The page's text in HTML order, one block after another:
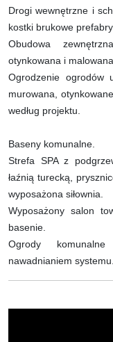
Drogi wewnętrzne i
kostki brukowe
Obudowa
otynkowana i
Ogrodzenie ogrodów
murowana,
według projektu.
Baseny komunalne.
Strefa SPA z
łaźnią turecką,
wyposażona siłownia.
Wyposażony salon
basenie.
Ogrody
nawadnianiem systemu.